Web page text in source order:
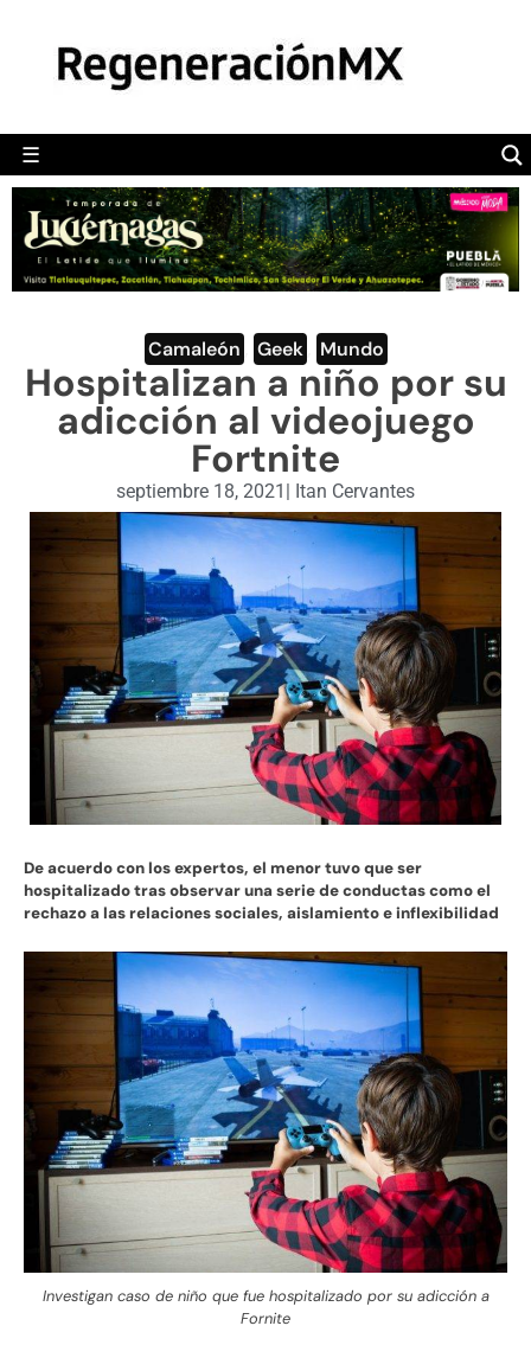
☰
POLÍTICA
CAMALEÓN
OPINIÓN
DEPORTES
ENGLISH SECTION
VIDEOS
Camaleón Geek Mundo
Hospitalizan a niño por su
adicción al videojuego
Fortnite
septiembre 18, 2021 | Itan Cervantes
De acuerdo con los expertos, el menor tuvo que ser
hospitalizado tras observar una serie de conductas como el
rechazo a las relaciones sociales, aislamiento e inflexibilidad
Investigan caso de niño que fue hospitalizado por su adicción a
Fornite